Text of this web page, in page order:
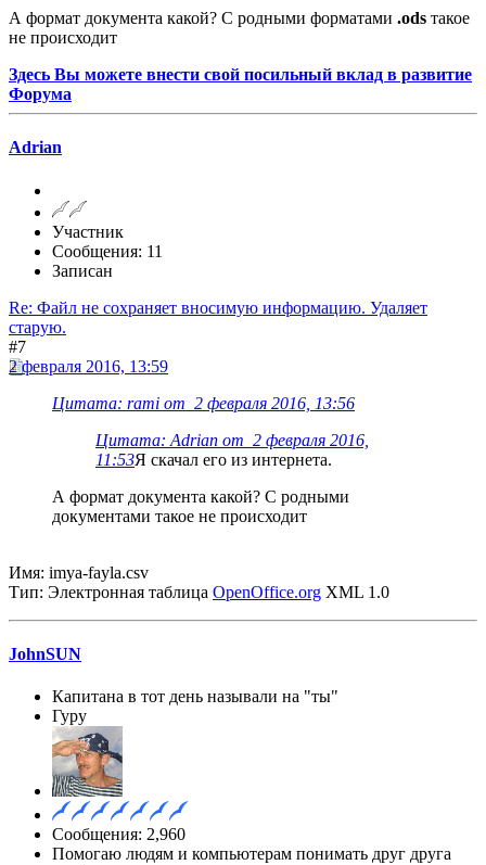
А формат документа какой? С родными форматами .ods такое
не происходит
Здесь Вы можете внести свой посильный вклад в развитие
Форума
Adrian
Участник
Сообщения: 11
Записан
Re: Файл не сохраняет вносимую информацию. Удаляет
старую.
#7
2 февраля 2016, 13:59
Цитата: rami от 2 февраля 2016, 13:56
Цитата: Adrian от 2 февраля 2016,
11:53Я скачал его из интернета.
А формат документа какой? С родными
документами такое не происходит
Имя: imya-fayla.csv
Тип: Электронная таблица OpenOffice.org XML 1.0
JohnSUN
Капитана в тот день называли на "ты"
Гуру
Сообщения: 2,960
Помогаю людям и компьютерам понимать друг друга